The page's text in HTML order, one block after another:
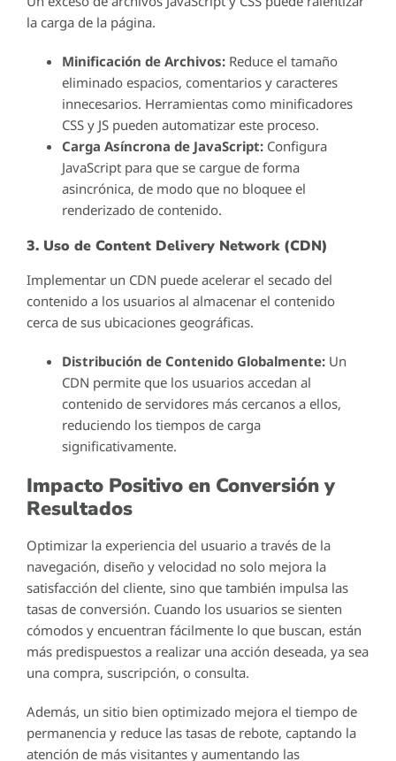
la carga de la página.
Minificación de Archivos: Reduce el tamaño
eliminado espacios, comentarios y caracteres
innecesarios. Herramientas como minificadores
CSS y JS pueden automatizar este proceso.
Carga Asíncrona de JavaScript: Configura
JavaScript para que se cargue de forma
asincrónica, de modo que no bloquee el
renderizado de contenido.
3. Uso de Content Delivery Network (CDN)
Implementar un CDN puede acelerar el secado del
contenido a los usuarios al almacenar el contenido
cerca de sus ubicaciones geográficas.
Distribución de Contenido Globalmente: Un
CDN permite que los usuarios accedan al
contenido de servidores más cercanos a ellos,
reduciendo los tiempos de carga
significativamente.
Impacto Positivo en Conversión y
Resultados
Optimizar la experiencia del usuario a través de la
navegación, diseño y velocidad no solo mejora la
satisfacción del cliente, sino que también impulsa las
tasas de conversión. Cuando los usuarios se sienten
cómodos y encuentran fácilmente lo que buscan, están
más predispuestos a realizar una acción deseada, ya sea
una compra, suscripción, o consulta.
Además, un sitio bien optimizado mejora el tiempo de
permanencia y reduce las tasas de rebote, captando la
atención de más visitantes y aumentando las